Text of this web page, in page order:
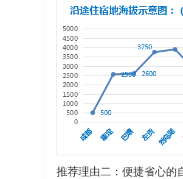
推荐理由二：便捷省心的